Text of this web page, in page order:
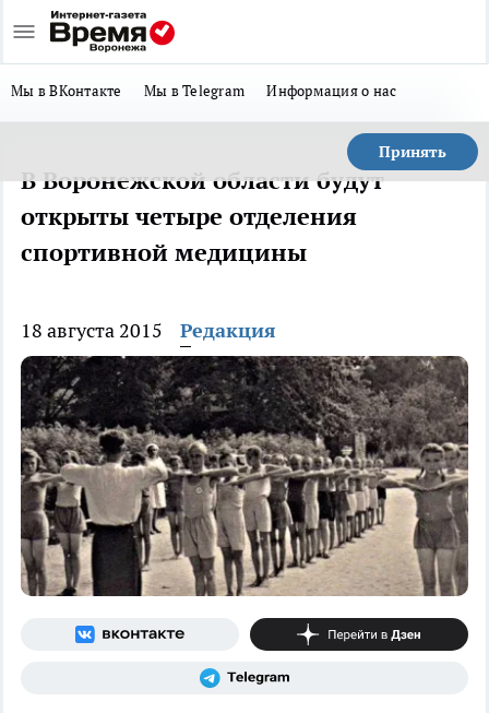
Мы в ВКонтакте Мы в Telegram Информация о нас
Принять
В Воронежской области будут
открыты четыре отделения
спортивной медицины
18 августа 2015 Редакция